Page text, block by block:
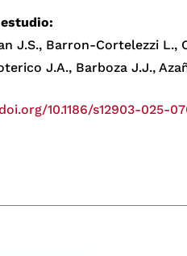
J.S., Barron-Cortelezzi L.,
J.A., Barboza J.J.,
10.1186/s12903-025-